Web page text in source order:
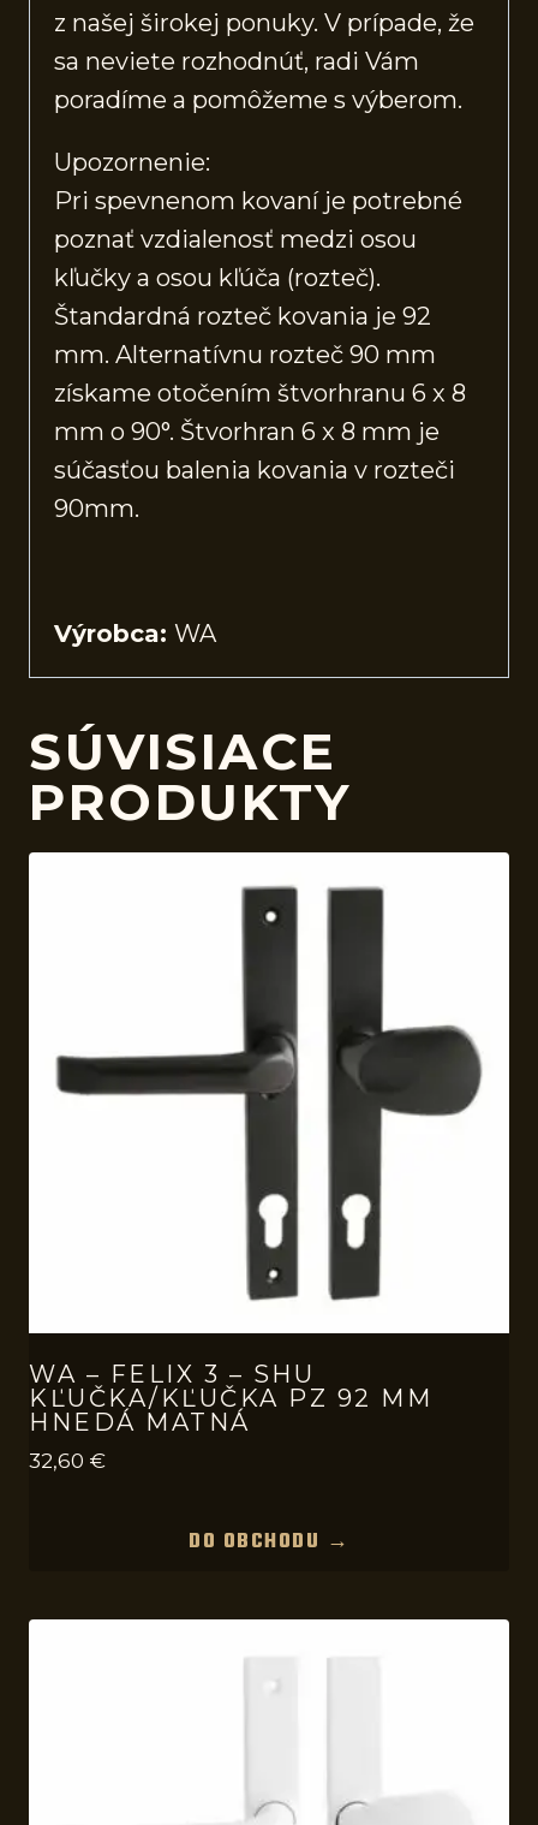
z našej širokej ponuky. V prípade, že
sa neviete rozhodnúť, radi Vám
poradíme a pomôžeme s výberom.
Upozornenie:
Pri spevnenom kovaní je potrebné
poznať vzdialenosť medzi osou
kľučky a osou kľúča (rozteč).
Štandardná rozteč kovania je 92
mm. Alternatívnu rozteč 90 mm
získame otočením štvorhranu 6 x 8
mm o 90°. Štvorhran 6 x 8 mm je
súčasťou balenia kovania v rozteči
90mm.
Výrobca: WA
SÚVISIACE
PRODUKTY
WA – FELIX 3 – SHU
KĽUČKA/KĽUČKA PZ 92 MM
HNEDÁ MATNÁ
32,60 €
DO OBCHODU →